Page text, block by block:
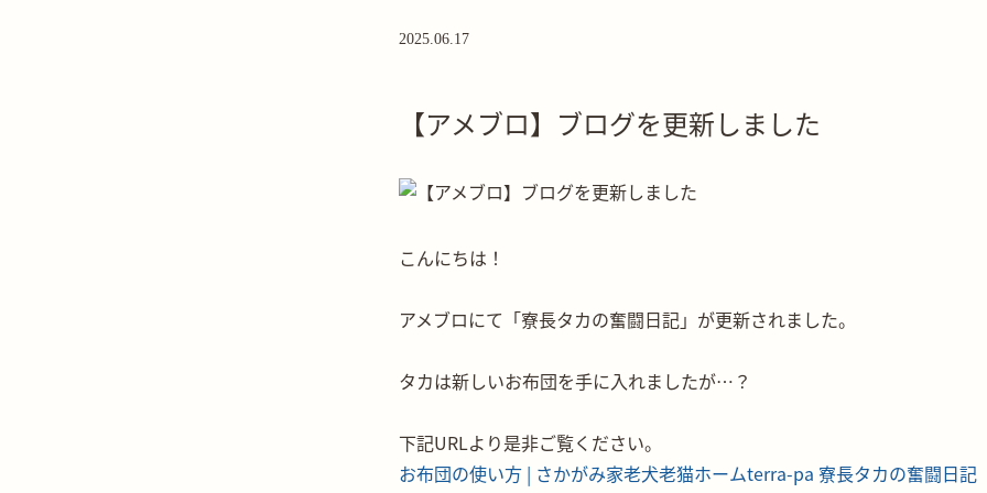
2025.06.17
【アメブロ】ブログを更新しました
こんにちは！
アメブロにて「寮長タカの奮闘日記」が更新されました。
タカは新しいお布団を手に入れましたが…？
下記URLより是非ご覧ください。
お布団の使い方 | さかがみ家老犬老猫ホームterra-pa 寮長タカの奮闘日記